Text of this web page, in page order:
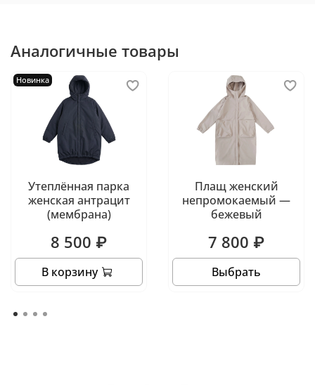
Аналогичные товары
Новинка
Утеплённая парка
женская антрацит
(мембрана)
8 500 ₽
В корзину
Плащ женский
непромокаемый —
бежевый
7 800 ₽
Выбрать